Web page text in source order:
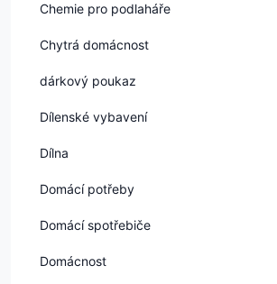
Chemie pro podlaháře
Chytrá domácnost
dárkový poukaz
Dílenské vybavení
Dílna
Domácí potřeby
Domácí spotřebiče
Domácnost